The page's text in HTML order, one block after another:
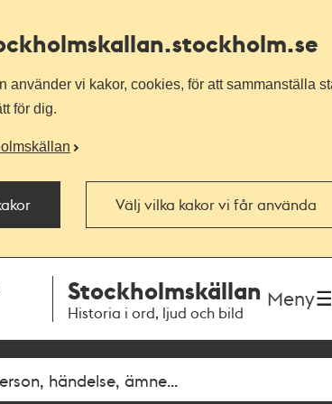
.stockholm.se
använder vi kakor, cookies, för att sammanställa
för dig.
Välj vilka kakor vi får använda
Stockholmskällan
Historia i ord, ljud och bild
Meny